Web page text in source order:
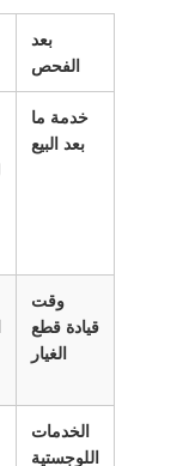
بعد
الفحص
خدمة ما
بعد البيع
وقت
قيادة قطع
الغيار
الخدمات
اللوجستية